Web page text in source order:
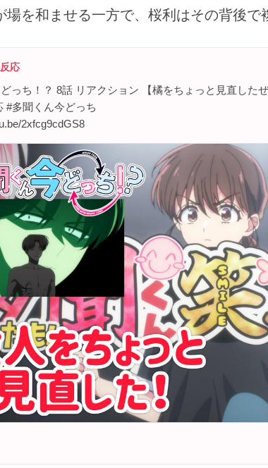
場を和ませる一方で、桜利はその背後で
応
っち！？ 8話 リアクション 【橘をちょっと見直した
#多聞くん今どっち
2xfcg9cdGS8